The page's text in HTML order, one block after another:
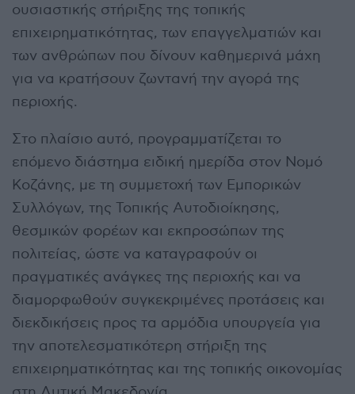
ουσιαστικής στήριξης της τοπικής
επιχειρηματικότητας, των επαγγελματιών και
των ανθρώπων που δίνουν καθημερινά μάχη
για να κρατήσουν ζωντανή την αγορά της
περιοχής.
Στο πλαίσιο αυτό, προγραμματίζεται το
επόμενο διάστημα ειδική ημερίδα στον Νομό
Κοζάνης, με τη συμμετοχή των Εμπορικών
Συλλόγων, της Τοπικής Αυτοδιοίκησης,
θεσμικών φορέων και εκπροσώπων της
πολιτείας, ώστε να καταγραφούν οι
πραγματικές ανάγκες της περιοχής και να
διαμορφωθούν συγκεκριμένες προτάσεις και
διεκδικήσεις προς τα αρμόδια υπουργεία για
την αποτελεσματικότερη στήριξη της
επιχειρηματικότητας και της τοπικής οικονομίας